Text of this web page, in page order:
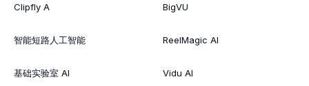
Clipfly A
智能短路人工智能
基础实验室 AI
BigVU
ReelMagic AI
Vidu AI